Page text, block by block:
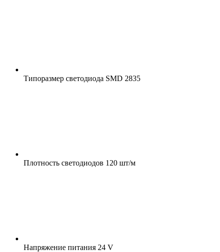
Типоразмер светодиода SMD 2835
Плотность светодиодов 120 шт/м
Напряжение питания 24 V